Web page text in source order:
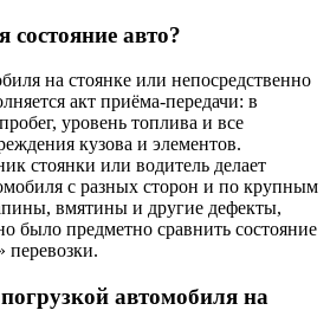
авто?
на стоянке или непосредственно
акт приёма-передачи: в
уровень топлива и все
кузова и элементов.
стоянки или водитель делает
с разных сторон и по крупным
вмятины и другие дефекты,
было предметно сравнить состояние
автомобиля на